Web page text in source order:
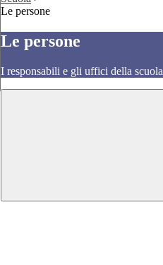
Le persone
Le persone
I responsabili e gli uffici della scuola